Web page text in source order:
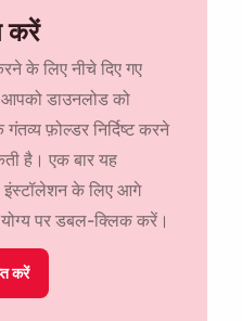
करें
के लिए नीचे दिए गए
डाउनलोड को
फ़ोल्डर निर्दिष्ट करने
है। एक बार यह
इंस्टॉलेशन के लिए आगे
योग्य पर डबल-क्लिक करें।
करें